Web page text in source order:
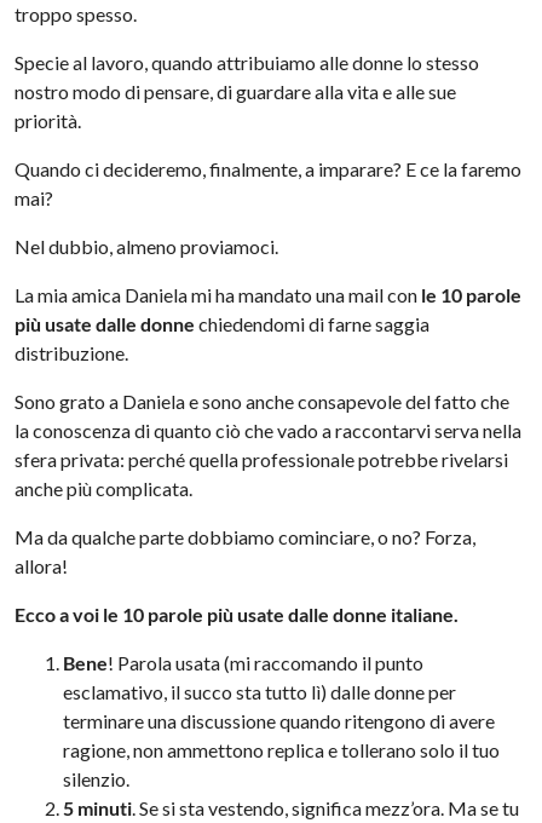
troppo spesso.
Specie al lavoro, quando attribuiamo alle donne lo stesso
nostro modo di pensare, di guardare alla vita e alle sue
priorità.
Quando ci decideremo, finalmente, a imparare? E ce la faremo
mai?
Nel dubbio, almeno proviamoci.
La mia amica Daniela mi ha mandato una mail con le 10 parole
più usate dalle donne chiedendomi di farne saggia
distribuzione.
Sono grato a Daniela e sono anche consapevole del fatto che
la conoscenza di quanto ciò che vado a raccontarvi serva nella
sfera privata: perché quella professionale potrebbe rivelarsi
anche più complicata.
Ma da qualche parte dobbiamo cominciare, o no? Forza,
allora!
Ecco a voi le 10 parole più usate dalle donne italiane.
Bene! Parola usata (mi raccomando il punto
esclamativo, il succo sta tutto lì) dalle donne per
terminare una discussione quando ritengono di avere
ragione, non ammettono replica e tollerano solo il tuo
silenzio.
5 minuti . Se si sta vestendo, significa mezz’ora. Ma se tu